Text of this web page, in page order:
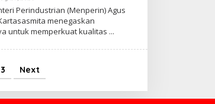
Y
R
O
R
A
Perindustrian (Menperin) Agus
menegaskan
untuk memperkuat kualitas
3 Next